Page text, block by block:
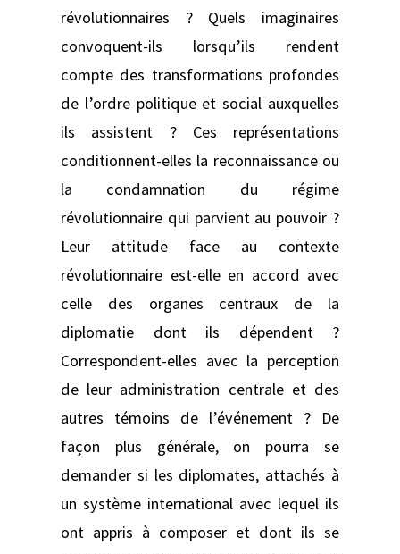
révolutionnaires ? Quels imaginaires
convoquent-ils lorsqu’ils rendent
compte des transformations profondes
de l’ordre politique et social auxquelles
ils assistent ? Ces représentations
conditionnent-elles la reconnaissance ou
la condamnation du régime
révolutionnaire qui parvient au pouvoir ?
Leur attitude face au contexte
révolutionnaire est-elle en accord avec
celle des organes centraux de la
diplomatie dont ils dépendent ?
Correspondent-elles avec la perception
de leur administration centrale et des
autres témoins de l’événement ? De
façon plus générale, on pourra se
demander si les diplomates, attachés à
un système international avec lequel ils
ont appris à composer et dont ils se